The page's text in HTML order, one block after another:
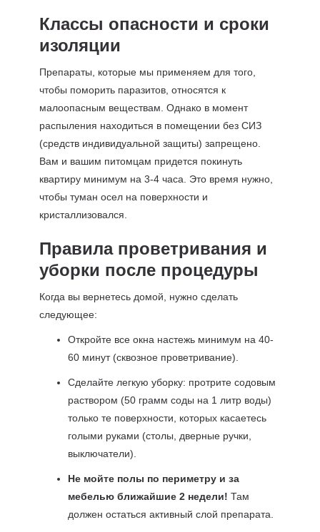
Классы опасности и сроки
изоляции
Препараты, которые мы применяем для того,
чтобы поморить паразитов, относятся к
малоопасным веществам. Однако в момент
распыления находиться в помещении без СИЗ
(средств индивидуальной защиты) запрещено.
Вам и вашим питомцам придется покинуть
квартиру минимум на 3-4 часа. Это время нужно,
чтобы туман осел на поверхности и
кристаллизовался.
Правила проветривания и
уборки после процедуры
Когда вы вернетесь домой, нужно сделать
следующее:
Откройте все окна настежь минимум на 40-
60 минут (сквозное проветривание).
Сделайте легкую уборку: протрите содовым
раствором (50 грамм соды на 1 литр воды)
только те поверхности, которых касаетесь
голыми руками (столы, дверные ручки,
выключатели).
Не мойте полы по периметру и за
мебелью ближайшие 2 недели! Там
должен остаться активный слой препарата.